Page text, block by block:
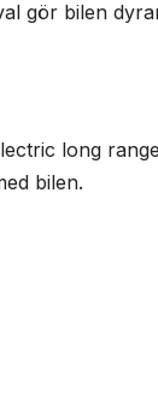
gör bilen
long
bilen.